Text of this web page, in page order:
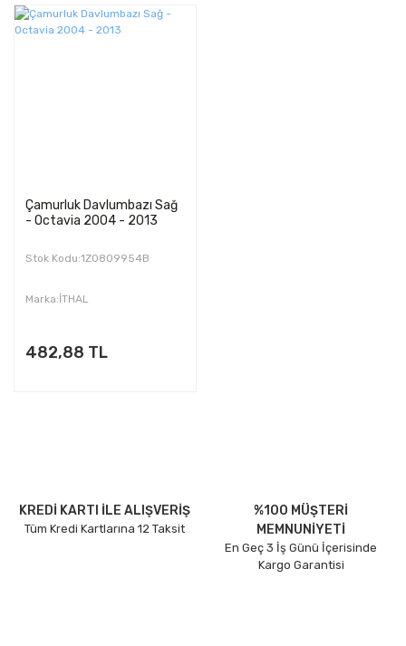
Çamurluk Davlumbazı Sağ
- Octavia 2004 - 2013
Stok Kodu:1Z0809954B
Marka:İTHAL
482,88 TL
KREDİ KARTI İLE ALIŞVERİŞ
Tüm Kredi Kartlarına 12 Taksit
%100 MÜŞTERİ
MEMNUNİYETİ
En Geç 3 İş Günü İçerisinde
Kargo Garantisi